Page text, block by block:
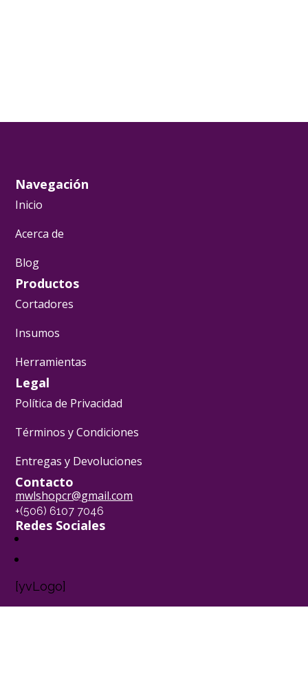
Navegación
Inicio
Acerca de
Blog
Productos
Cortadores
Insumos
Herramientas
Legal
Política de Privacidad
Términos y Condiciones
Entregas y Devoluciones
Contacto
mwlshopcr@gmail.com
+(506) 6107 7046
Redes Sociales
[yvLogo]